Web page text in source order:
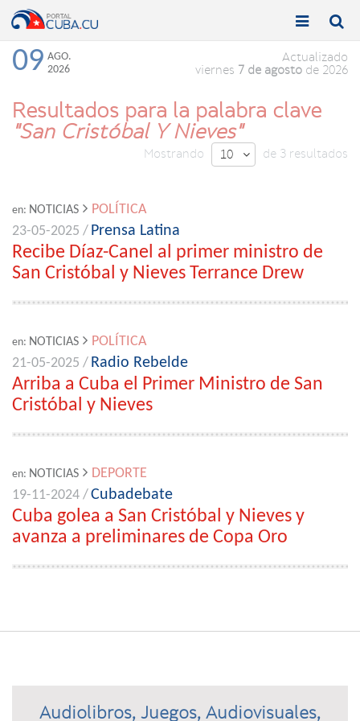
Toggle

Toggle

09 AGO.
2026
Actualizado
viernes 7 de agosto de 2026
Resultados para la palabra clave
"San Cristóbal Y Nieves"
Mostrando 10  de 3 resultados
en: NOTICIAS
POLÍTICA
23-05-2025 / Prensa Latina
Recibe Díaz-Canel al primer ministro de
San Cristóbal y Nieves Terrance Drew
en: NOTICIAS
POLÍTICA
21-05-2025 / Radio Rebelde
Arriba a Cuba el Primer Ministro de San
Cristóbal y Nieves
en: NOTICIAS
DEPORTE
19-11-2024 /Cubadebate
Cuba golea a San Cristóbal y Nieves y
avanza a preliminares de Copa Oro
Audiolibros, Juegos, Audiovisuales,